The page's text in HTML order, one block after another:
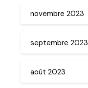
novembre 2023
septembre 2023
août 2023